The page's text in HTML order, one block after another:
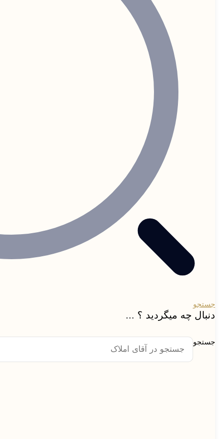
جستجو
دنبال چه میگردید ؟ ...
جستجو